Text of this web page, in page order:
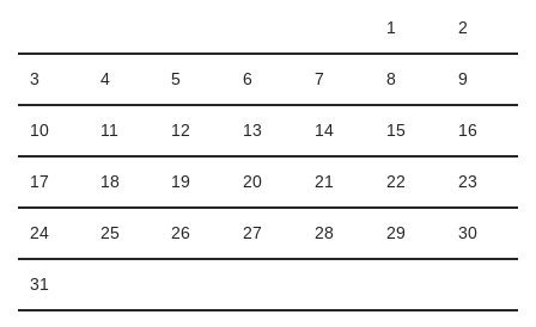
1 2
3 4 5 6 7 8 9
10 11 12 13 14 15 16
17 18 19 20 21 22 23
24 25 26 27 28 29 30
31